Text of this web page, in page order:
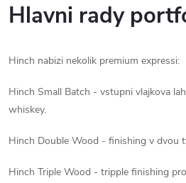
Hlavni rady
Hinch nabizi nekolik premium expressi:
Hinch Small Batch - vstupni vlajkova
whiskey.
Hinch Double Wood - finishing v dvou
Hinch Triple Wood - tripple finishing